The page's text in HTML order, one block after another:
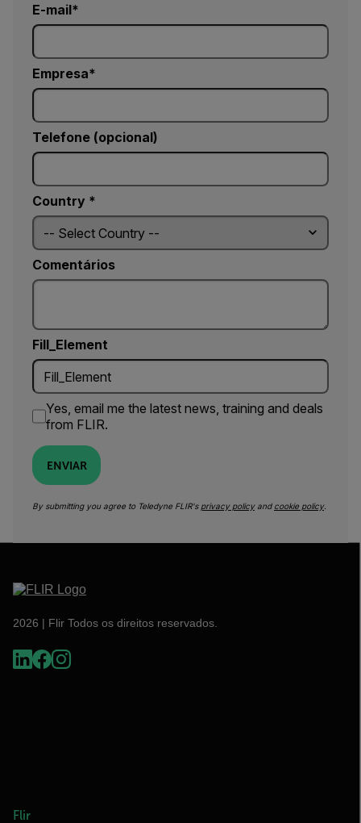
E-mail
Empresa
Telefone (opcional)
Country *
Comentários
Fill_Element
Yes, email me the latest news, training and deals
from FLIR.
ENVIAR
By submitting you agree to Teledyne FLIR's privacy policyand cookie policy.
2026 | Flir Todos os direitos reservados.
Flir